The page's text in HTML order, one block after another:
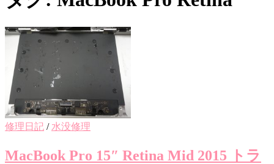
修理日記 / 水没修理
MacBook Pro 15″ Retina Mid 2015 トラ